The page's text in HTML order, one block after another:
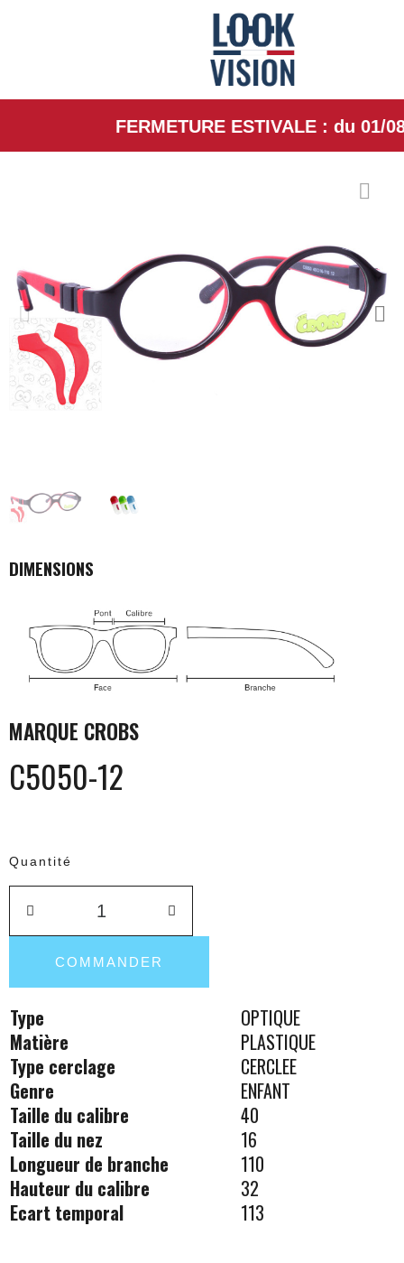
FERMETURE ESTIVALE : du 01/08/
DIMENSIONS
MARQUE CROBS
C5050-12
Quantité
COMMANDER
Type
OPTIQUE
Matière
PLASTIQUE
Type cerclage
CERCLEE
Genre
ENFANT
Taille du calibre
40
Taille du nez
16
Longueur de branche
110
Hauteur du calibre
32
Ecart temporal
113